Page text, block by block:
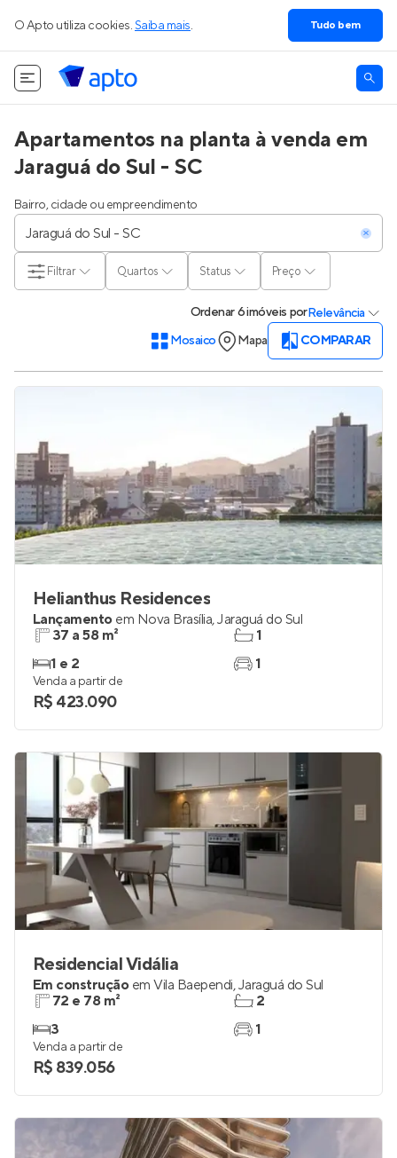
O Apto utiliza cookies. Saiba mais. Tudo bem
Apartamentos na planta à venda em
Jaraguá do Sul - SC
Bairro, cidade ou empreendimento
Quartos Status Preço
Filtrar
Ordenar6 imóveis porRelevância
Mosaico
Mapa COMPARAR
Helianthus Residences
Lançamento em Nova Brasília,Jaraguá do Sul
37 a 58 m²
1 e 2
1
1
Venda a partir de
R$ 423.090
Residencial Vidália
Em construção em Vila Baependi,Jaraguá do Sul
72 e 78 m²
3
2
1
Venda a partir de
R$ 839.056